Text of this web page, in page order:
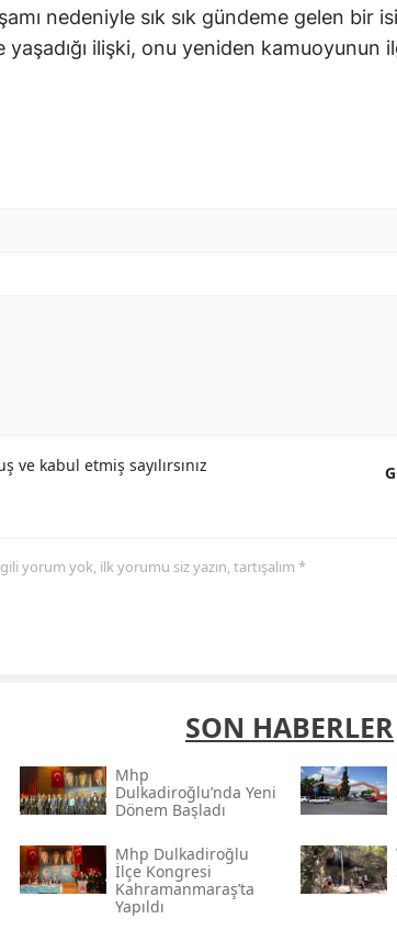
nedeniyle sık sık gündeme gelen bir
ilişki, onu yeniden kamuoyunun
ve kabul etmiş sayılırsınız
yorum yok, ilk yorumu siz yazın, tartışalım *
SON HABERLER
Mhp
Dulkadiroğlu’nda Yeni
Dönem Başladı
Mhp Dulkadiroğlu
İlçe Kongresi
Kahramanmaraş’ta
Yapıldı